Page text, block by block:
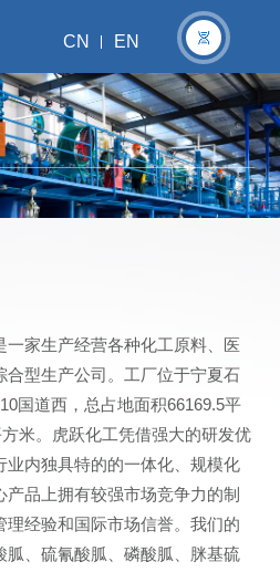
CN EN
家生产经营各种化工原料、医
合型生产公司。工厂位于宁夏石
国道西，总占地面积66169.5平
米。虎跃化工凭借强大的研发优
业内独具特的的一体化、规模化
品上拥有较强市场竞争力的制
经验和国际市场信誉。我们的
胍、硫氰酸胍、磷酸胍、脒基硫